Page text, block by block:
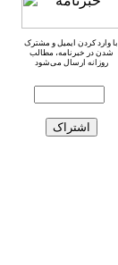
با وارد کردن ایمیل و مشترک
شدن در خبرنامه، مطالب
روزانه ارسال می‌شود